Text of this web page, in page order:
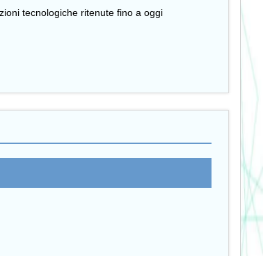
tecnologiche ritenute fino a oggi